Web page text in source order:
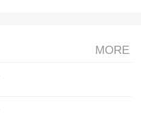
MORE